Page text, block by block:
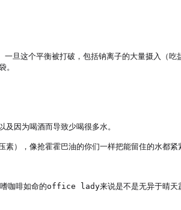
旦这个平衡被打破，包括钠离子的大量摄入（
。
因为喝酒而导致少喝很多水。
），像抢霍霍巴油的你们一样把能留住的水都紧
嗜咖啡如命的office lady来说是不是无异于晴天